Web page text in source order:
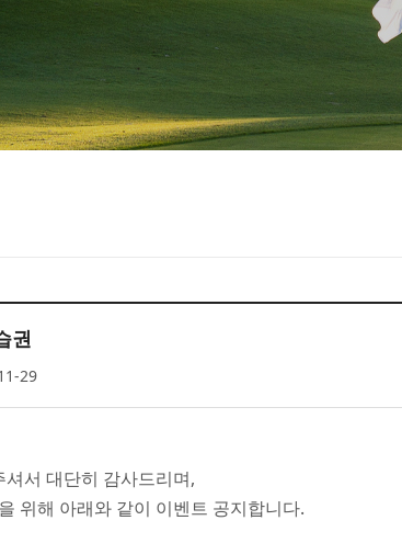
권
29
서 대단히 감사드리며,
위해 아래와 같이 이벤트 공지합니다.